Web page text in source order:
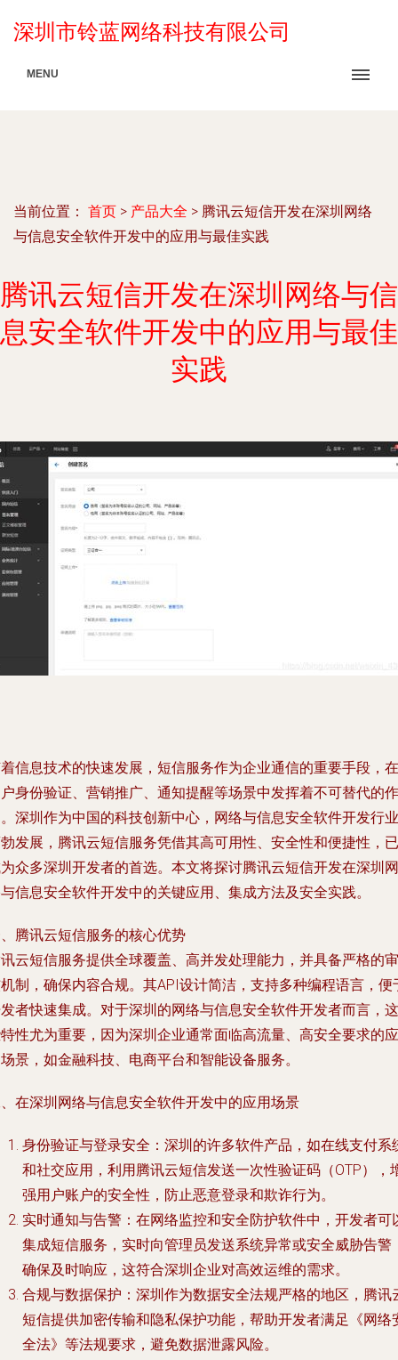
深圳市铃蓝网络科技有限公司
MENU
当前位置： 首页 > 产品大全 > 腾讯云短信开发在深圳网络
与信息安全软件开发中的应用与最佳实践
腾讯云短信开发在深圳网络与信
息安全软件开发中的应用与最佳
实践
信息技术的快速发展，短信服务作为企业通信的重要手段，在
身份验证、营销推广、通知提醒等场景中发挥着不可替代的作
深圳作为中国的科技创新中心，网络与信息安全软件开发行业
发展，腾讯云短信服务凭借其高可用性、安全性和便捷性，已
众多深圳开发者的首选。本文将探讨腾讯云短信开发在深圳网
信息安全软件开发中的关键应用、集成方法及安全实践。
腾讯云短信服务的核心优势
云短信服务提供全球覆盖、高并发处理能力，并具备严格的审
制，确保内容合规。其API设计简洁，支持多种编程语言，便
者快速集成。对于深圳的网络与信息安全软件开发者而言，这
性尤为重要，因为深圳企业通常面临高流量、高安全要求的应
景，如金融科技、电商平台和智能设备服务。
在深圳网络与信息安全软件开发中的应用场景
身份验证与登录安全：深圳的许多软件产品，如在线支付系
和社交应用，利用腾讯云短信发送一次性验证码（OTP），
强用户账户的安全性，防止恶意登录和欺诈行为。
实时通知与告警：在网络监控和安全防护软件中，开发者可
集成短信服务，实时向管理员发送系统异常或安全威胁告警
确保及时响应，这符合深圳企业对高效运维的需求。
合规与数据保护：深圳作为数据安全法规严格的地区，腾讯
短信提供加密传输和隐私保护功能，帮助开发者满足《网络
全法》等法规要求，避免数据泄露风险。